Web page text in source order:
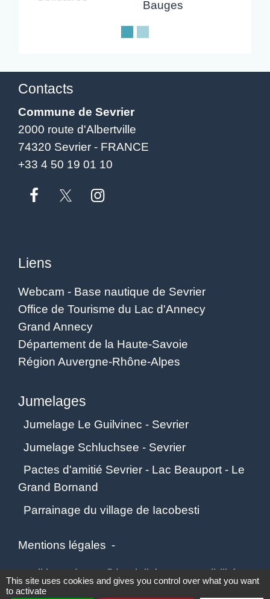
Contacts
Commune de Sevrier
2000 route d'Albertville
74320 Sevrier - FRANCE
+33 4 50 19 01 10
Liens
Webcam - Base nautique de Sevrier
Office de Tourisme du Lac d'Annecy
Grand Annecy
Département de la Haute-Savoie
Région Auvergne-Rhône-Alpes
Jumelages
Jumelage Le Guilvinec - Sevrier
Jumelage Schluchsee - Sevrier
Pactes d'amitié Sevrier - Lac Beauport - Le
Grand Bornand
Parrainage du village de Iacobesti
Mentions légales -
Politique de confidentialité Accessibilité
This site uses cookies and gives you control over what you want
to activate